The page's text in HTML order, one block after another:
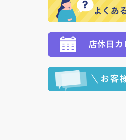
願いいたします。
定された場合は、準備出来次
ます。 （到着日指定をされて
程に合わせてお届けいたします